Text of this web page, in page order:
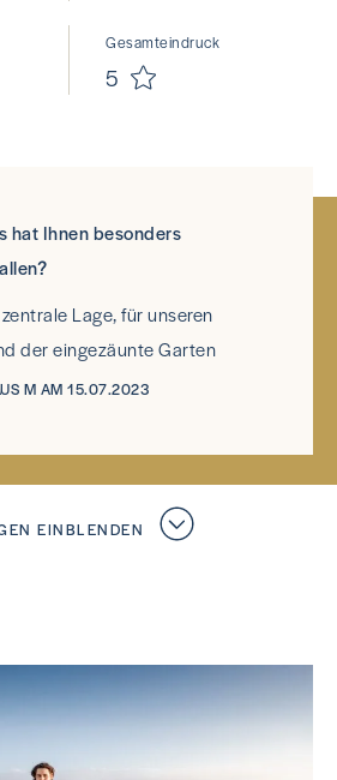
Gesamteindruck
5
hat Ihnen besonders
Lage, für unseren
der eingezäunte Garten
M AM 15.07.2023
EINBLENDEN